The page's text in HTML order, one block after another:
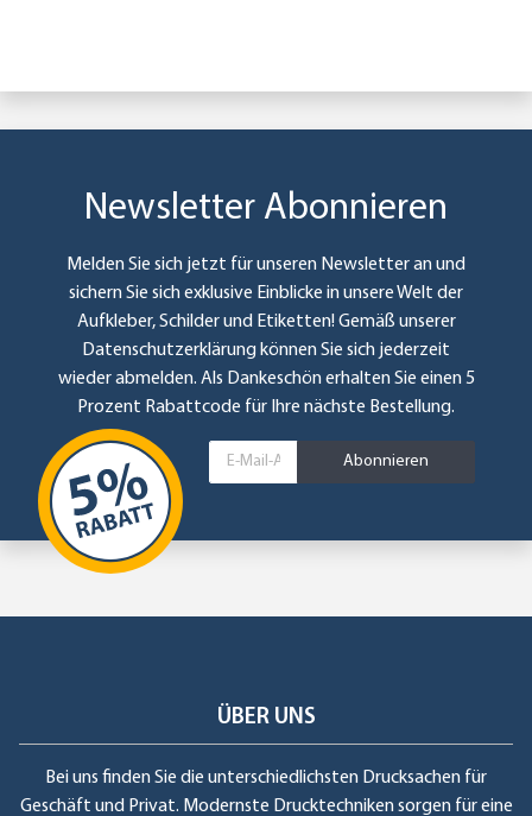
Newsletter Abonnieren
Melden Sie sich jetzt für unseren Newsletter an und
sichern Sie sich exklusive Einblicke in unsere Welt der
Aufkleber, Schilder und Etiketten! Gemäß unserer
Datenschutzerklärung können Sie sich jederzeit
wieder abmelden. Als Dankeschön erhalten Sie einen 5
Prozent Rabattcode für Ihre nächste Bestellung.
Abonnieren
ÜBER UNS
Bei uns finden Sie die unterschiedlichsten Drucksachen für
Geschäft und Privat. Modernste Drucktechniken sorgen für eine